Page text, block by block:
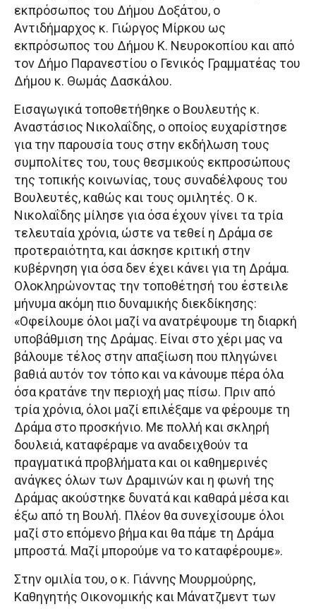
εκπρόσωπος του Δήμου Δοξάτου, ο
Αντιδήμαρχος κ. Γιώργος Μίρκου ως
εκπρόσωπος του Δήμου Κ. Νευροκοπίου και από
τον Δήμο Παρανεστίου ο Γενικός Γραμματέας του
Δήμου κ. Θωμάς Δασκάλου.
Εισαγωγικά τοποθετήθηκε ο Βουλευτής κ.
Αναστάσιος Νικολαΐδης, ο οποίος ευχαρίστησε
για την παρουσία τους στην εκδήλωση τους
συμπολίτες του, τους θεσμικούς εκπροσώπους
της τοπικής κοινωνίας, τους συναδέλφους του
Βουλευτές, καθώς και τους ομιλητές. Ο κ.
Νικολαΐδης μίλησε για όσα έχουν γίνει τα τρία
τελευταία χρόνια, ώστε να τεθεί η Δράμα σε
προτεραιότητα, και άσκησε κριτική στην
κυβέρνηση για όσα δεν έχει κάνει για τη Δράμα.
Ολοκληρώνοντας την τοποθέτησή του έστειλε
μήνυμα ακόμη πιο δυναμικής διεκδίκησης:
«Οφείλουμε όλοι μαζί να ανατρέψουμε τη διαρκή
υποβάθμιση της Δράμας. Είναι στο χέρι μας να
βάλουμε τέλος στην απαξίωση που πληγώνει
βαθιά αυτόν τον τόπο και να κάνουμε πέρα όλα
όσα κρατάνε την περιοχή μας πίσω. Πριν από
τρία χρόνια, όλοι μαζί επιλέξαμε να φέρουμε τη
Δράμα στο προσκήνιο. Με πολλή και σκληρή
δουλειά, καταφέραμε να αναδειχθούν τα
πραγματικά προβλήματα και οι καθημερινές
ανάγκες όλων των Δραμινών και η φωνή της
Δράμας ακούστηκε δυνατά και καθαρά μέσα και
έξω από τη Βουλή. Πλέον θα συνεχίσουμε όλοι
μαζί στο επόμενο βήμα και θα πάμε τη Δράμα
μπροστά. Μαζί μπορούμε να το καταφέρουμε».
Στην ομιλία του, ο κ. Γιάννης Μουρμούρης,
Καθηγητής Οικονομικής και Μάνατζμεντ των